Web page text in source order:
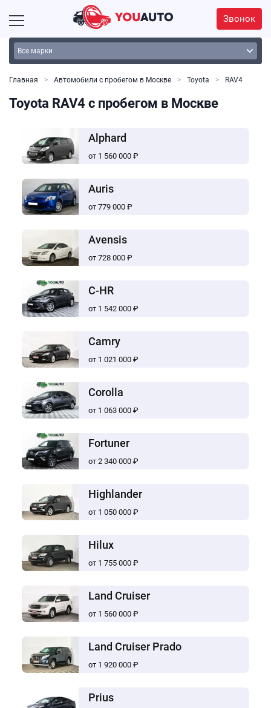
Звонок
Главная Автомобили с пробегом в Москве Toyota RAV4
Toyota RAV4 с пробегом в Москве
Alphard
от 1 560 000 ₽
Auris
от 779 000 ₽
Avensis
от 728 000 ₽
C-HR
от 1 542 000 ₽
Camry
от 1 021 000 ₽
Corolla
от 1 063 000 ₽
Fortuner
от 2 340 000 ₽
Highlander
от 1 050 000 ₽
Hilux
от 1 755 000 ₽
Land Cruiser
от 1 560 000 ₽
Land Cruiser Prado
от 1 920 000 ₽
Prius